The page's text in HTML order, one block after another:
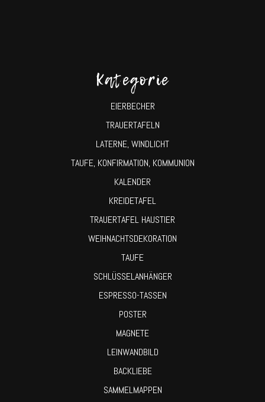
Kategorie
EIERBECHER
TRAUERTAFELN
LATERNE, WINDLICHT
TAUFE, KONFIRMATION, KOMMUNION
KALENDER
KREIDETAFEL
TRAUERTAFEL HAUSTIER
WEIHNACHTSDEKORATION
TAUFE
SCHLÜSSELANHÄNGER
ESPRESSO-TASSEN
POSTER
MAGNETE
LEINWANDBILD
BACKLIEBE
SAMMELMAPPEN